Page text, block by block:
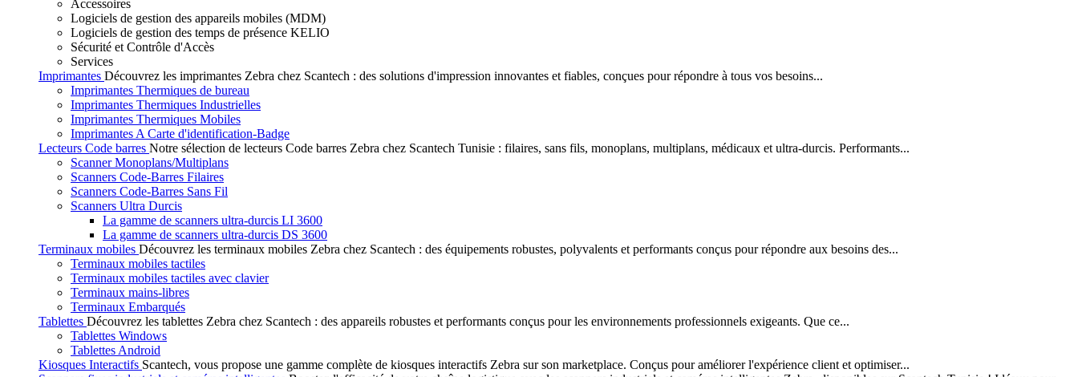
Accessoires
Logiciels de gestion des appareils mobiles (MDM)
Logiciels de gestion des temps de présence KELIO
Sécurité et Contrôle d'Accès
Services
Imprimantes Découvrez les imprimantes Zebra chez Scantech : des solutions d'impression innovantes et fiables, conçues pour répondre à tous vos besoins...
Imprimantes Thermiques de bureau
Imprimantes Thermiques Industrielles
Imprimantes Thermiques Mobiles
Imprimantes A Carte d'identification-Badge
Lecteurs Code barres Notre sélection de lecteurs Code barres Zebra chez Scantech Tunisie : filaires, sans fils, monoplans, multiplans, médicaux et ultra-durcis. Performants...
Scanner Monoplans/Multiplans
Scanners Code-Barres Filaires
Scanners Code-Barres Sans Fil
Scanners Ultra Durcis
La gamme de scanners ultra-durcis LI 3600
La gamme de scanners ultra-durcis DS 3600
Terminaux mobiles Découvrez les terminaux mobiles Zebra chez Scantech : des équipements robustes, polyvalents et performants conçus pour répondre aux besoins des...
Terminaux mobiles tactiles
Terminaux mobiles tactiles avec clavier
Terminaux mains-libres
Terminaux Embarqués
Tablettes Découvrez les tablettes Zebra chez Scantech : des appareils robustes et performants conçus pour les environnements professionnels exigeants. Que ce...
Tablettes Windows
Tablettes Android
Kiosques Interactifs Scantech, vous propose une gamme complète de kiosques interactifs Zebra sur son marketplace. Conçus pour améliorer l'expérience client et optimiser...